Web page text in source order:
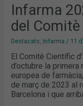
Infarma
del
Destacats Infarma / 11
El Comitè Científic
d’octubre la
europea de
de març de 2023 al
Barcelona i que